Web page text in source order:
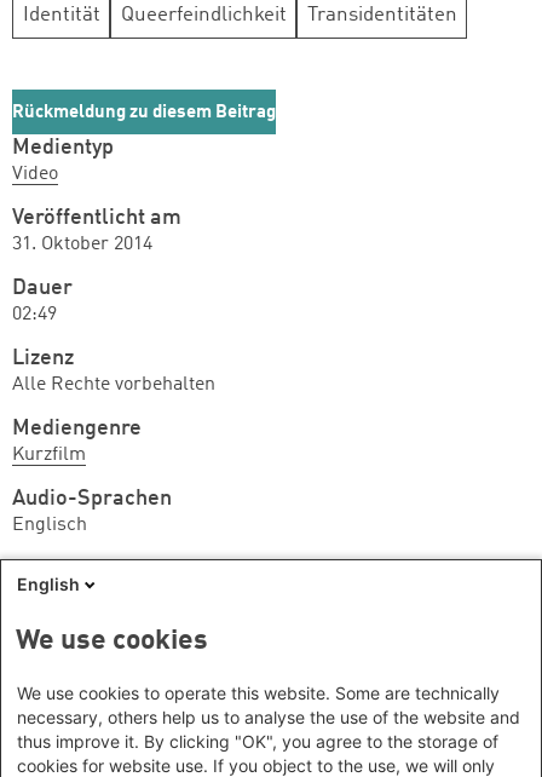
Identität Queerfeindlichkeit Transidentitäten
Rückmeldung zu diesem Beitrag
Medientyp
Video
Veröffentlicht am
31. Oktober 2014
Dauer
02:49
Lizenz
Alle Rechte vorbehalten
Mediengenre
Kurzfilm
Audio-Sprachen
Englisch
Macher*innen:
Wir können nicht garantieren, dass das Medium
noch verfügbar ist. Wenden Sie sich ggf. bitte an die
Anbieterin/den Anbieter.
English
We use cookies
We use cookies to operate this website. Some are technically
necessary, others help us to analyse the use of the website and
thus improve it. By clicking "OK", you agree to the storage of
cookies for website use. If you object to the use, we will only